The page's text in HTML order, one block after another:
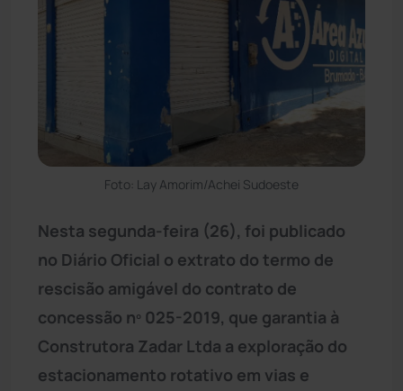
Foto: Lay Amorim/Achei Sudoeste
Nesta segunda-feira (26), foi publicado
no Diário Oficial o extrato do termo de
rescisão amigável do contrato de
concessão nº 025-2019, que garantia à
Construtora Zadar Ltda a exploração do
estacionamento rotativo em vias e